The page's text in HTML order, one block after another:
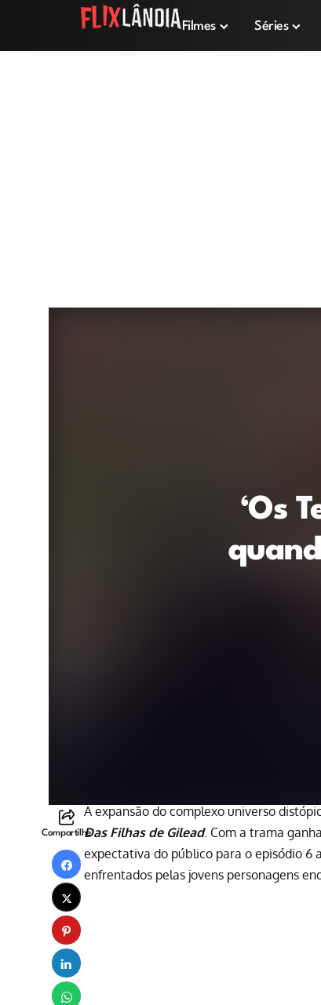
Filmes Séries
‘Os
Compartilhe
A expansão do complexo universo
Das Filhas de Gilead. Com a trama
expectativa do público para o episódio 6
enfrentados pelas jovens personagens